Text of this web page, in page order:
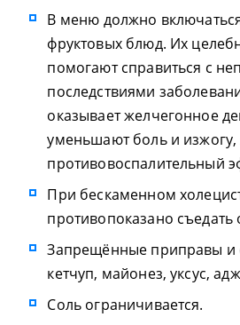
В меню должно
фруктовых блюд. Их
помогают справиться с
последствиями
оказывает желчегонное
уменьшают боль и
противовоспалительный
При бескаменном
противопоказано
Запрещённые приправы и
кетчуп, майонез, уксус,
Соль ограничивается.